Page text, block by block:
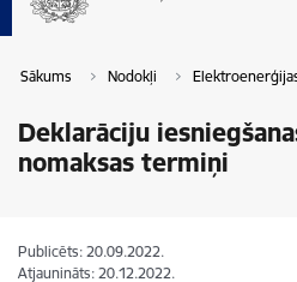
Sākums Nodokļi
Deklarāciju
nomaksas termiņi
Publicēts: 20.09.2022.
Atjaunināts: 20.12.2022.